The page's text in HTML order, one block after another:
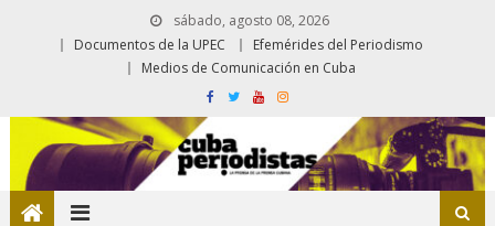
sábado, agosto 08, 2026
Documentos de la UPEC
Efemérides del Periodismo
Medios de Comunicación en Cuba